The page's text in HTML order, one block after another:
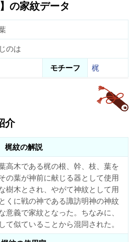
の家紋データ
のは
モチーフ 梶
介
梶紋の解説
高木である梶の根、幹、枝、葉を
の葉が神前に献じる器として使用
樹木とされ、やがて神紋として用
くに戦の神である諏訪明神の神紋
意義で家紋となった。ちなみに、
て似ていることから混同された。